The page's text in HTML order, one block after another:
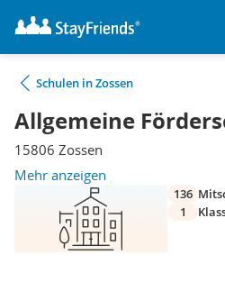
Schulen in Zossen
Allgemeine
15806 Zossen
Mehr anzeigen
136
1